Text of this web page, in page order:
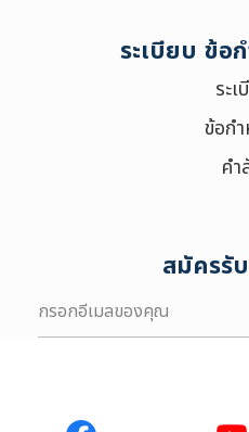
ระเบียบ ข้อ
ระเ
ข้อก
คำ
สมัครรั